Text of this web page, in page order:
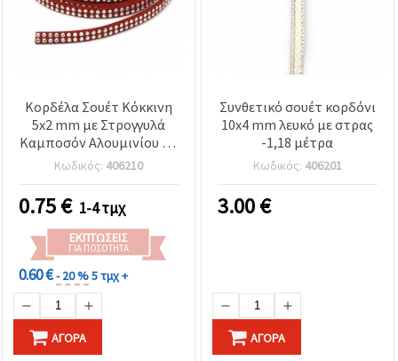
Κορδέλα Σουέτ Κόκκινη
5x2 mm με Στρογγυλά
Καμποσόν Αλουμινίου - 1
μέτρο
Κωδικός: 406210
0.75€ 1-4 τμχ
ΕΚΠΤΏΣΕΙΣ
ΓΙΑ ΠΟΣΌΤΗΤΑ
0.60 €- 20 %5 τμχ +
ΑΓΟΡΆ
Συνθετικό σουέτ κορδόνι
10x4 mm λευκό με στρας
-1,18 μέτρα
Κωδικός: 406201
3.00€
ΑΓΟΡΆ